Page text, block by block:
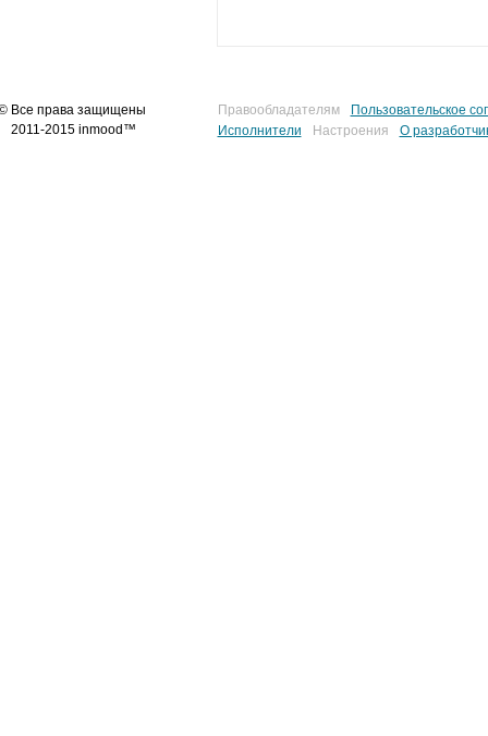
Все права защищены
2011-2015 inmood™
Правообладателям
Пользовательское
Исполнители
Настроения О